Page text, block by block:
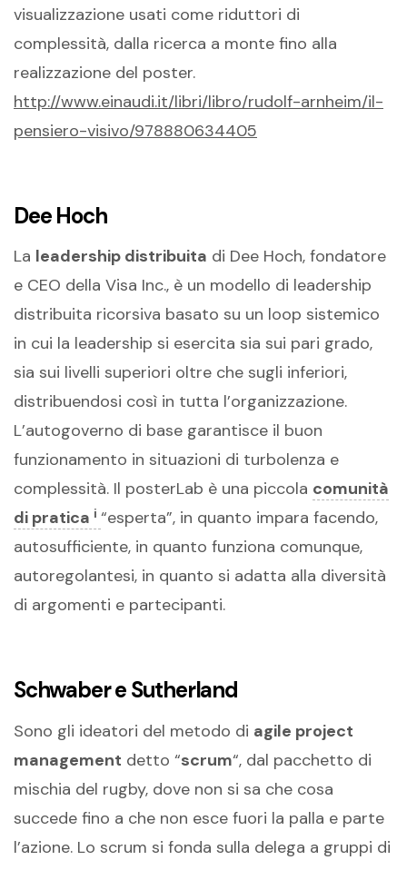
visualizzazione usati come riduttori di
complessità, dalla ricerca a monte fino alla
realizzazione del poster.
http://www.einaudi.it/libri/libro/rudolf-arnheim/il-
pensiero-visivo/978880634405
Dee Hoch
La leadership distribuita di Dee Hoch, fondatore
e CEO della Visa Inc., è un modello di leadership
distribuita ricorsiva basato su un loop sistemico
in cui la leadership si esercita sia sui pari grado,
sia sui livelli superiori oltre che sugli inferiori,
distribuendosi così in tutta l’organizzazione.
L’autogoverno di base garantisce il buon
funzionamento in situazioni di turbolenza e
complessità. Il posterLab è una piccola comunità
di pratica i “esperta”, in quanto impara facendo,
autosufficiente, in quanto funziona comunque,
autoregolantesi, in quanto si adatta alla diversità
di argomenti e partecipanti.
Schwaber e Sutherland
Sono gli ideatori del metodo di agile project
management detto “scrum“, dal pacchetto di
mischia del rugby, dove non si sa che cosa
succede fino a che non esce fuori la palla e parte
l’azione. Lo scrum si fonda sulla delega a gruppi di